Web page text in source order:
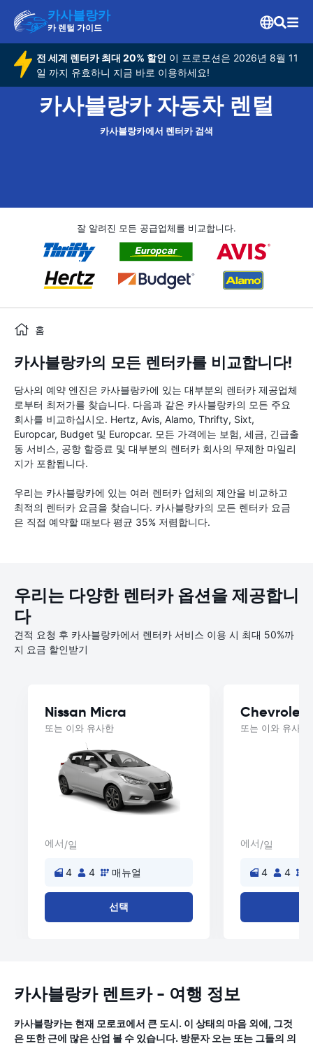
카사블랑카
카 렌털 가이드
전 세계 렌터카 최대 20% 할인 이 프로모션은 2026년 8월 11
일 까지 유효하니 지금 바로 이용하세요!
카사블랑카 자동차 렌털
카사블랑카에서 렌터카 검색
잘 알려진 모든 공급업체를 비교합니다.
홈
카사블랑카의 모든 렌터카를 비교합니다!
당사의 예약 엔진은 카사블랑카에 있는 대부분의 렌터카 제공업체
로부터 최저가를 찾습니다. 다음과 같은 카사블랑카의 모든 주요
회사를 비교하십시오. Hertz, Avis, Alamo, Thrifty, Sixt,
Europcar, Budget 및 Europcar. 모든 가격에는 보험, 세금, 긴급출
동 서비스, 공항 할증료 및 대부분의 렌터카 회사의 무제한 마일리
지가 포함됩니다.
우리는 카사블랑카에 있는 여러 렌터카 업체의 제안을 비교하고
최적의 렌터카 요금을 찾습니다. 카사블랑카의 모든 렌터카 요금
은 직접 예약할 때보다 평균 35% 저렴합니다.
우리는 다양한 렌터카 옵션을 제공합니
다
견적 요청 후 카사블랑카에서 렌터카 서비스 이용 시 최대 50%까
지 요금 할인받기
Nissan Micra
또는 이와 유사한
에서/일
4 4 매뉴얼
선택
Chevrolet
또는 이와 유사한
에서/일
4 4
카사블랑카 렌트카 - 여행 정보
카사블랑카는 현재 모로코에서 큰 도시. 이 상태의 마음 외에, 그것
은 또한 근에 많은 산업 볼 수 있습니다. 방문자 오는 또는 그들의 의